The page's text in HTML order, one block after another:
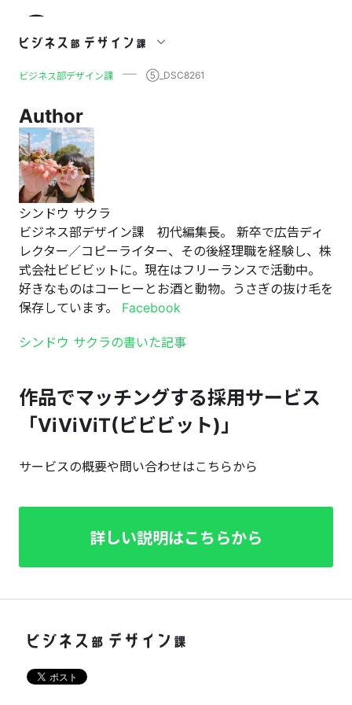
⑤_DSC8261
ビジネス部デザイン課 ⑤_DSC8261
Author
シンドウ サクラ
ビジネス部デザイン課 初代編集長。 新卒で広告ディ
レクター／コピーライター、その後経理職を経験し、株
式会社ビビビットに。現在はフリーランスで活動中。
好きなものはコーヒーとお酒と動物。うさぎの抜け毛を
保存しています。 Facebook
シンドウ サクラの書いた記事
作品でマッチングする採用サービス
「ViViViT(ビビビット)」
サービスの概要や問い合わせはこちらから
詳しい説明はこちらから